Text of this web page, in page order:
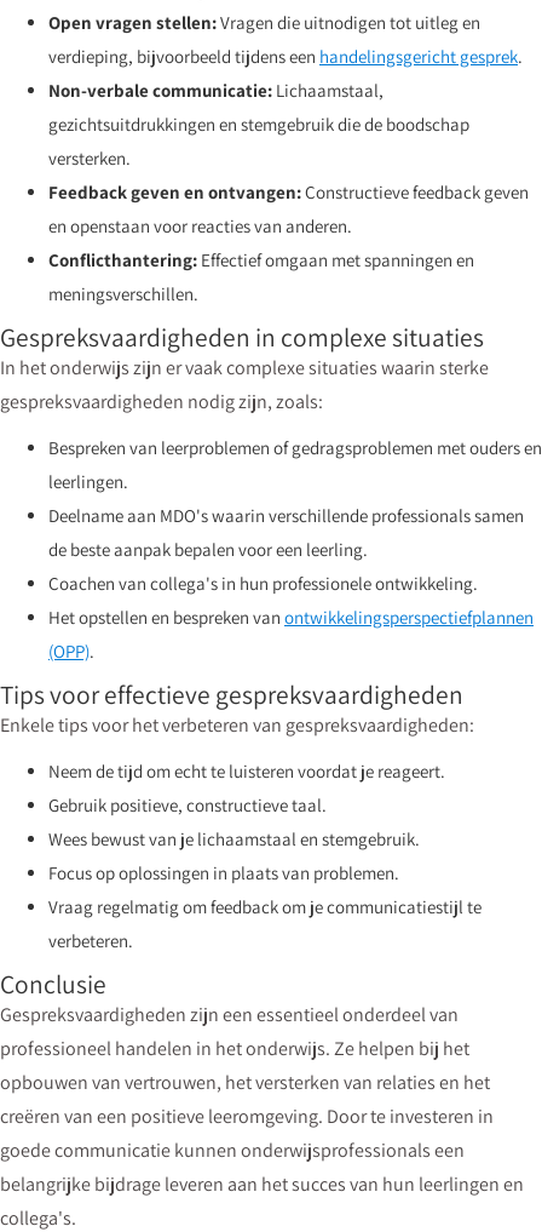
Open vragen stellen:Vragen die uitnodigen tot uitleg en
verdieping, bijvoorbeeld tijdens een handelingsgericht gesprek.
Non-verbale communicatie: Lichaamstaal,
gezichtsuitdrukkingen en stemgebruik die de boodschap
versterken.
Feedback geven en ontvangen:Constructieve feedback geven
en openstaan voor reacties van anderen.
Conflicthantering: Effectief omgaan met spanningen en
meningsverschillen.
Gespreksvaardigheden in complexe situaties
In het onderwijs zijn er vaak complexe situaties waarin sterke
gespreksvaardigheden nodig zijn, zoals:
Bespreken van leerproblemen of gedragsproblemen met ouders en
leerlingen.
Deelname aan MDO's waarin verschillende professionals samen
de beste aanpak bepalen voor een leerling.
Coachen van collega's in hun professionele ontwikkeling.
Het opstellen en bespreken van ontwikkelingsperspectiefplannen
(OPP).
Tips voor effectieve gespreksvaardigheden
Enkele tips voor het verbeteren van gespreksvaardigheden:
Neem de tijd om echt te luisteren voordat je reageert.
Gebruik positieve, constructieve taal.
Wees bewust van je lichaamstaal en stemgebruik.
Focus op oplossingen in plaats van problemen.
Vraag regelmatig om feedback om je communicatiestijl te
verbeteren.
Conclusie
Gespreksvaardigheden zijn een essentieel onderdeel van
professioneel handelen in het onderwijs. Ze helpen bij het
opbouwen van vertrouwen, het versterken van relaties en het
creëren van een positieve leeromgeving. Door te investeren in
goede communicatie kunnen onderwijsprofessionals een
belangrijke bijdrage leveren aan het succes van hun leerlingen en
collega's.